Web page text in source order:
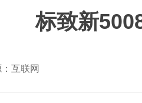
标致新
互联网